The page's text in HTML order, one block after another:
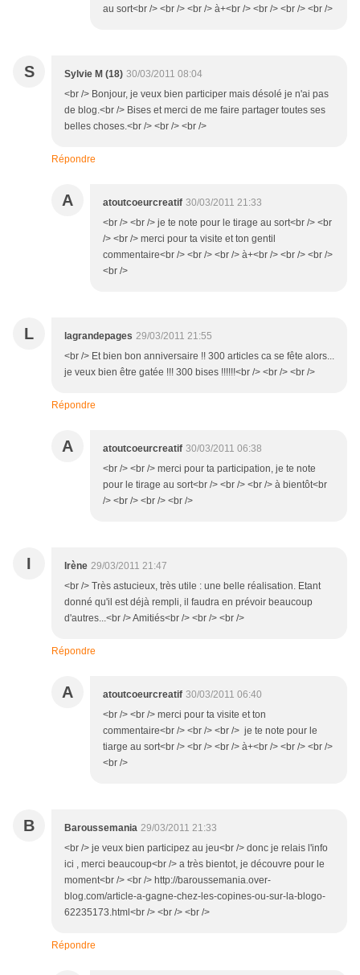
au sort<br /> <br /> <br /> à+<br /> <br /> <br /> <br />
S Sylvie M (18) 30/03/2011 08:04
<br /> Bonjour, je veux bien participer mais désolé je n'ai pas
de blog.<br /> Bises et merci de me faire partager toutes ses
belles choses.<br /> <br /> <br />
Répondre
A atoutcoeurcreatif 30/03/2011 21:33
<br /> <br /> je te note pour le tirage au sort<br /> <br
/> <br /> merci pour ta visite et ton gentil
commentaire<br /> <br /> <br /> à+<br /> <br /> <br />
<br />
L lagrandepages 29/03/2011 21:55
<br /> Et bien bon anniversaire !! 300 articles ca se fête alors...
je veux bien être gatée !!! 300 bises !!!!!!<br /> <br /> <br />
Répondre
A atoutcoeurcreatif 30/03/2011 06:38
<br /> <br /> merci pour ta participation, je te note
pour le tirage au sort<br /> <br /> <br /> à bientôt<br
/> <br /> <br /> <br />
I Irène 29/03/2011 21:47
<br /> Très astucieux, très utile : une belle réalisation. Etant
donné qu'il est déjà rempli, il faudra en prévoir beaucoup
d'autres...<br /> Amitiés<br /> <br /> <br />
Répondre
A atoutcoeurcreatif 30/03/2011 06:40
<br /> <br /> merci pour ta visite et ton
commentaire<br /> <br /> <br /> je te note pour le
tiarge au sort<br /> <br /> <br /> à+<br /> <br /> <br />
<br />
B Baroussemania 29/03/2011 21:33
<br /> je veux bien participez au jeu<br /> donc je relais l'info
ici , merci beaucoup<br /> a très bientot, je découvre pour le
moment<br /> <br /> http://baroussemania.over-
blog.com/article-a-gagne-chez-les-copines-ou-sur-la-blogo-
62235173.html<br /> <br /> <br />
Répondre